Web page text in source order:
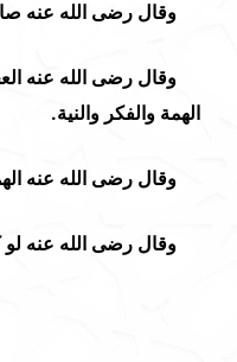
وقال رضى الله عنه
وقال رضى الله عنه
الهمة والفكر والنية.
وقال رضى الله عنه
وقال رضى الله عنه لو